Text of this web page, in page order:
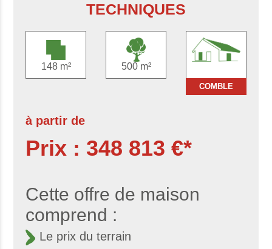
TECHNIQUES
148 m² 500 m²
COMBLE
à partir de
Prix : 348 813 €*
Cette offre de maison
comprend :
Le prix du terrain